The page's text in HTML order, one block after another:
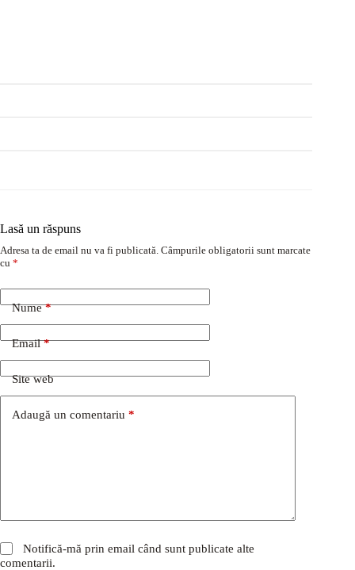
Lasă un răspuns
Adresa ta de email nu va fi publicată. Câmpurile obligatorii sunt marcate
cu *
Nume*
Email*
Site web
Adaugă un comentariu *
Notifică-mă prin email când sunt publicate alte
comentarii.